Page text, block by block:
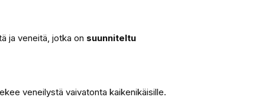
ja veneitä, jotka on suunniteltu
veneilystä vaivatonta kaikenikäisille.